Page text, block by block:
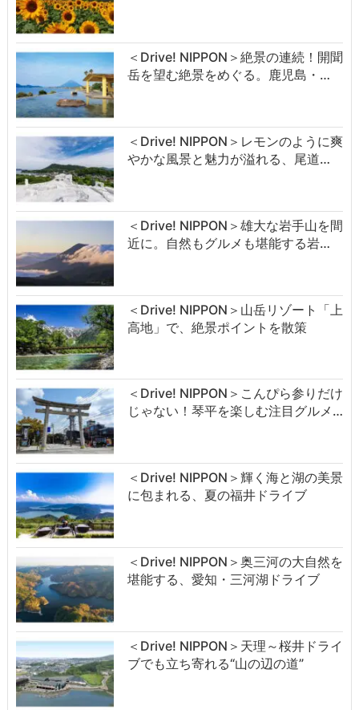
＜Drive! NIPPON＞絶景の連続！開聞
岳を望む絶景をめぐる。鹿児島・…
＜Drive! NIPPON＞レモンのように爽
やかな風景と魅力が溢れる、尾道…
＜Drive! NIPPON＞雄大な岩手山を間
近に。自然もグルメも堪能する岩…
＜Drive! NIPPON＞山岳リゾート「上
高地」で、絶景ポイントを散策
＜Drive! NIPPON＞こんぴら参りだけ
じゃない！琴平を楽しむ注目グルメ…
＜Drive! NIPPON＞輝く海と湖の美景
に包まれる、夏の福井ドライブ
＜Drive! NIPPON＞奥三河の大自然を
堪能する、愛知・三河湖ドライブ
＜Drive! NIPPON＞天理～桜井ドライ
ブでも立ち寄れる“山の辺の道”